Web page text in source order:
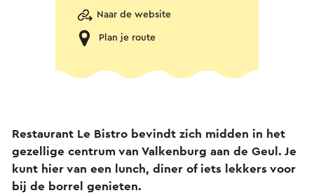
Naar de website
Plan je route
Restaurant Le Bistro bevindt zich midden in het
gezellige centrum van Valkenburg aan de Geul. Je
kunt hier van een lunch, diner of iets lekkers voor
bij de borrel genieten.